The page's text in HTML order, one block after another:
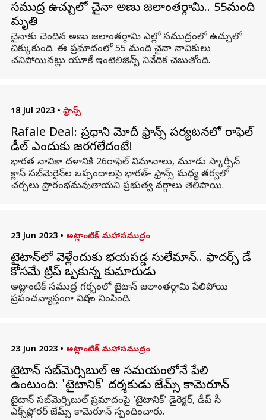
సముద్రపు ఉచ్చులో చైనా అణు జలాంతర్గామి.. 55మంది
మృతి
చైనాకు చెందిన అణు జలాంతర్గామి ఎల్లో సముద్రంలో ఉచ్చులో
చిక్కుకుంది. ఈ ప్రమాదంలో 55 మంది చైనా నావికులు
చనిపోయినట్లు యూకే ఇంటెలిజెన్స్ నివేదిక చెబుతోంది.
18 Jul 2023 • ఫ్రాన్స్
Rafale Deal: ప్రధాని మోదీ ఫ్రాన్స్ పర్యటనలో రాఫెల్
డీల్ ఎందుకు జరగలేదంటే!
భారత నావికా దళానికి 26రాఫెల్ విమానాలు, మూడు స్కార్పీన్
క్లాస్ సబ్‌మెరైన్‌ల ఒప్పందాలపై భారత్- ఫ్రాన్స్ మధ్య తర్వలో
చర్చలు ప్రారంభమవుతాయని ప్రభుత్వ వర్గాలు తెలిపాయి.
23 Jun 2023 • అట్లాంటిక్ మహాసముద్రం
టైటాన్‌లో వెళ్లేందుకు భయపడ్డ సులేమాన్.. ఫాదర్స్ డే
కోసమే ట్రిప్ ఒప్పుకున్న కుమారుడు
అట్లాంటిక్ స‌ముద్ర గ‌ర్భంలో టైటాన్ జలాంతర్గామి పేలిపోయి
ప్రపంచవ్యాప్తంగా విషాదం నింపింది.
23 Jun 2023 • అట్లాంటిక్ మహాసముద్రం
టైటాన్ సబ్‌మెర్సిబుల్ ఆ సమయంలోనే పేలి
ఉంటుంది: 'టైటానిక్' దర్శకుడు జేమ్స్ కామెరూన్
టైటాన్ సబ్‌మెర్సిబుల్ ప్రమాదంపై 'టైటానిక్' డైరెక్టర్, డీప్ సీ
ఎక్స్‌ప్లోరర్ జేమ్స్ కామెరూన్ స్పందించారు.